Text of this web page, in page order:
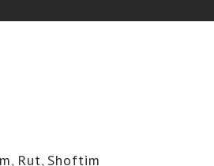
, Rut, Shoftim